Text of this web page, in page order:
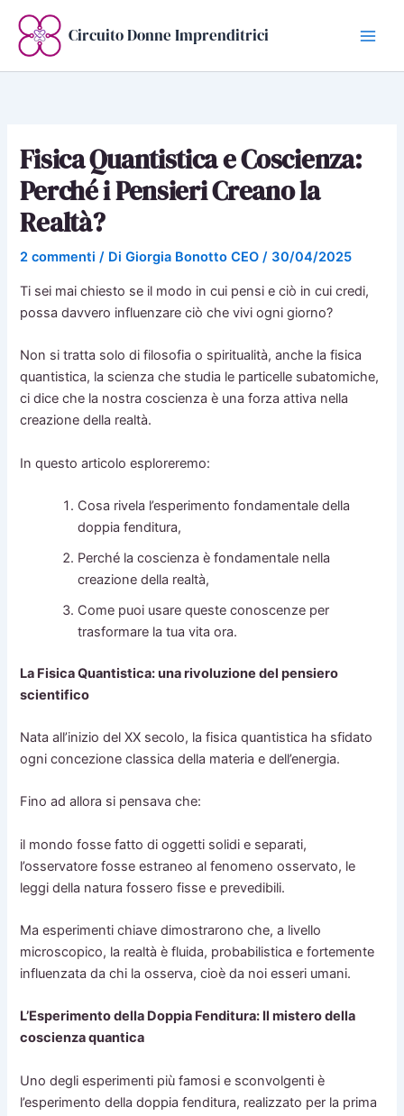
contenuto
Circuito Donne Imprenditrici
Fisica Quantistica e Coscienza:
Perché i Pensieri Creano la
Realtà?
2 commenti / DiGiorgia Bonotto CEO/ 30/04/2025
Ti sei mai chiesto se il modo in cui pensi e ciò in cui credi,
possa davvero influenzare ciò che vivi ogni giorno?
Non si tratta solo di filosofia o spiritualità, anche la fisica
quantistica, la scienza che studia le particelle subatomiche,
ci dice che la nostra coscienza è una forza attiva nella
creazione della realtà.
In questo articolo esploreremo:
Cosa rivela l’esperimento fondamentale della
doppia fenditura,
Perché la coscienza è fondamentale nella
creazione della realtà,
Come puoi usare queste conoscenze per
trasformare la tua vita ora.
La Fisica Quantistica: una rivoluzione del pensiero
scientifico
Nata all’inizio del XX secolo, la fisica quantistica ha sfidato
ogni concezione classica della materia e dell’energia.
Fino ad allora si pensava che:
il mondo fosse fatto di oggetti solidi e separati,
l’osservatore fosse estraneo al fenomeno osservato, le
leggi della natura fossero fisse e prevedibili.
Ma esperimenti chiave dimostrarono che, a livello
microscopico, la realtà è fluida, probabilistica e fortemente
influenzata da chi la osserva, cioè da noi esseri umani.
L’Esperimento della Doppia Fenditura: Il mistero della
coscienza quantica
Uno degli esperimenti più famosi e sconvolgenti è
l’esperimento della doppia fenditura, realizzato per la prima